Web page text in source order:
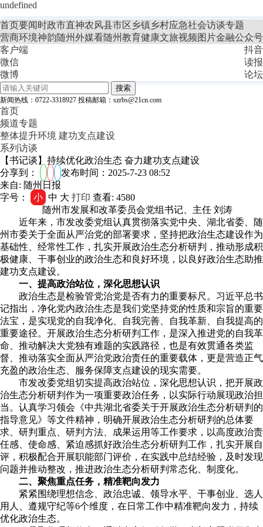
undefined
首页要闻时政市直神农风县市区乡镇乡村应急社会访谈专题
营商环境神韵随州外媒看随州教育健康文旅视频图片金融公众号
客户端
微信
微博
抖音
读报
论坛
搜索
新闻热线：0722-3318927 投稿邮箱：szrbs@21cn.com
首页
频道专题
整体提升环境 建功支点建设
系列访谈
【书记谈】持续优化政治生态 奋力建功支点建设
分享到：
发布时间：2025-7-23 08:52
来自: 随州日报
字号：
小 中 大 打印 查看: 4580
随州市发展和改革委员会党组书记、主任 刘涛
近年来，市发改委党组认真贯彻落实党中央、湖北省委、随
州市委关于全面从严治党的部署要求，坚持把政治生态建设作为
基础性、经常性工作，扎实开展政治生态分析研判，推动形成积
极健康、干事创业的政治生态和良好环境，以良好政治生态助推
建功支点建设。
一、提高政治站位，深化思想认识
政治生态是检验管党治党是否有力的重要标尺。习近平总书
记指出，净化党内政治生态是我们党坚持党的性质和宗旨的重要
法宝，是实现党的自我净化、自我完善、自我革新、自我提高的
重要途径。开展政治生态分析研判工作，是深入推进党的自我革
命、推动解决大党独有难题的实践路径，也是有效贯通各类监
督、推动落实全面从严治党政治责任的重要载体，更是营造正气
充盈的政治生态、服务保障支点建设的现实需要。
市发改委党组切实提高政治站位，深化思想认识，把开展政
治生态分析研判作为一项重要政治任务，以实际行动展现政治担
当。认真学习领会《中共湖北省委关于开展政治生态分析研判的
指导意见》等文件精神，明确开展政治生态分析研判的总体要
求、研判重点、研判方法、成果运用等工作要求，以高度政治责
任感、使命感、紧迫感抓好政治生态分析研判工作，扎实开展自
评，积极配合开展职能部门评价，在实践中总结经验，及时发现
问题并推动整改，推进政治生态分析研判常态化、制度化。
二、聚焦重点任务，精准靶向发力
紧紧围绕理想信念、政治忠诚、领导水平、干事创业、选人
用人、遵规守纪等6个维度，在日常工作中精准靶向发力，持续
优化政治生态。